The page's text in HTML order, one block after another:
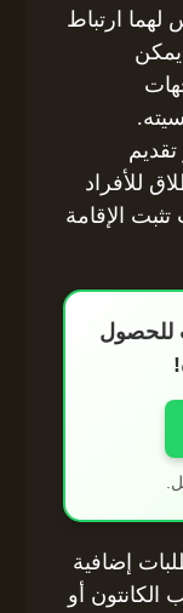
لهما ارتباط
يمكن
للأفراد
الإقامة
للحصول
إضافية
أو